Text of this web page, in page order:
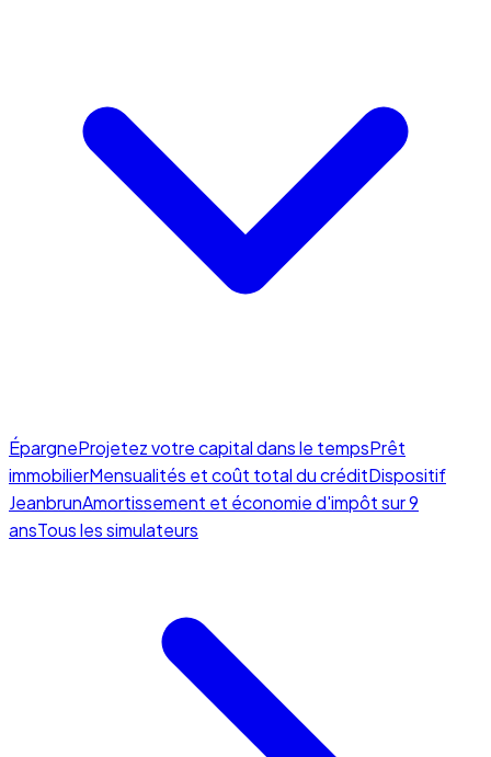
ÉpargneProjetez votre capital dans le tempsPrêt
immobilierMensualités et coût total du créditDispositif
JeanbrunAmortissement et économie d'impôt sur 9
ansTous les simulateurs